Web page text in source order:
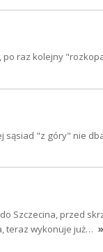
raz kolejny
sąsiad "z góry" nie
Szczecina, przed
teraz wykonuje już…